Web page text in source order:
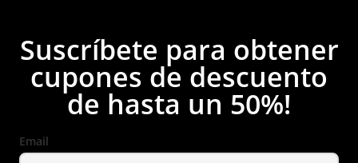
Suscríbete para obtener
cupones de descuento
de hasta un 50%!
Email